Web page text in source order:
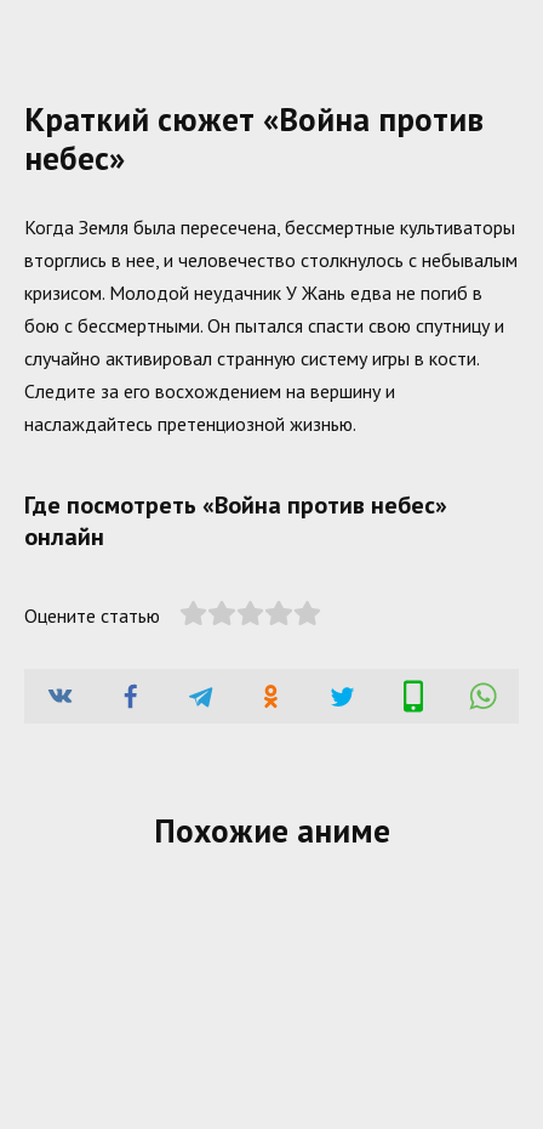
Краткий сюжет «Война против
небес»
Когда Земля была пересечена, бессмертные культиваторы
вторглись в нее, и человечество столкнулось с небывалым
кризисом. Молодой неудачник У Жань едва не погиб в
бою с бессмертными. Он пытался спасти свою спутницу и
случайно активировал странную систему игры в кости.
Следите за его восхождением на вершину и
наслаждайтесь претенциозной жизнью.
Где посмотреть «Война против небес»
онлайн
Оцените статью
Похожие аниме